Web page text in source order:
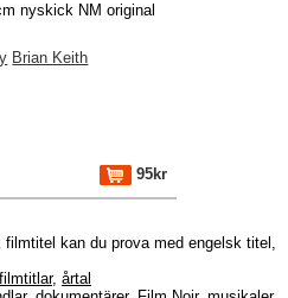
nyskick NM original
Brian Keith
95kr
kan du prova med engelsk titel,
filmtitlar, årtal